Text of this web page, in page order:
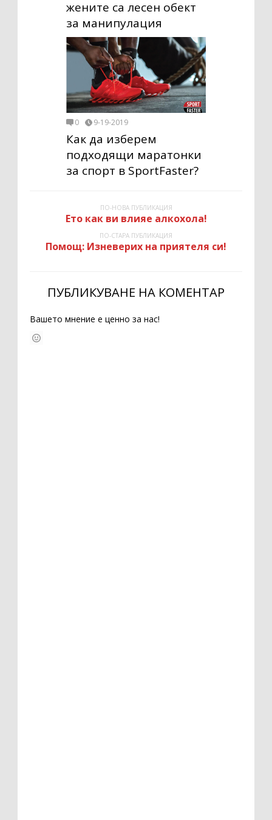
жените са лесен обект
за манипулация
0 9-19-2019
Как да изберем
подходящи маратонки
за спорт в SportFaster?
ПО-НОВА ПУБЛИКАЦИЯ
Ето как ви влияе алкохола!
ПО-СТАРА ПУБЛИКАЦИЯ
Помощ: Изневерих на приятеля си!
ПУБЛИКУВАНЕ НА КОМЕНТАР
Вашето мнение е ценно за нас!